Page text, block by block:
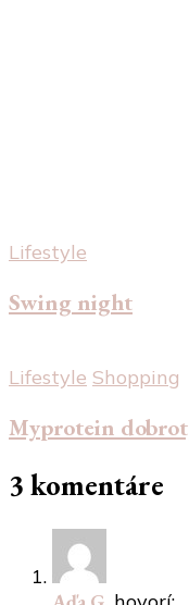
Lifestyle
Swing night
Lifestyle Shopping
Myprotein
3 komentáre